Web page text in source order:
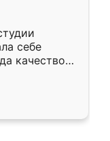
себе
качеством
уже почти